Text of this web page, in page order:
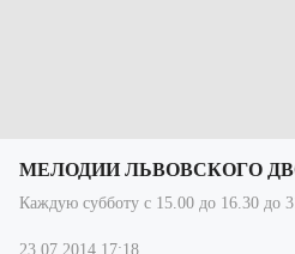
МЕЛОДИИ ЛЬВОВСКОГО
Каждую субботу с 15.00 до 16.30 до
23.07.2014 17:18